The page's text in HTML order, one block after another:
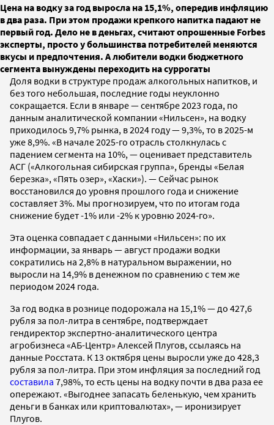
Цена на водку за год выросла на 15,1%, опередив инфляцию
в два раза. При этом продажи крепкого напитка падают не
первый год. Дело не в деньгах, считают опрошенные Forbes
эксперты, просто у большинства потребителей меняются
вкусы и предпочтения. А любители водки бюджетного
сегмента вынуждены переходить на суррогаты
Доля водки в структуре продаж алкогольных напитков, и
без того небольшая, последние годы неуклонно
сокращается. Если в январе — сентябре 2023 года, по
данным аналитической компании «Нильсен», на водку
приходилось 9,7% рынка, в 2024 году — 9,3%, то в 2025-м
уже 8,9%. «В начале 2025-го отрасль столкнулась с
падением сегмента на 10%, — оценивает представитель
АСГ («Алкогольная сибирская группа», бренды «Белая
березка», «Пять озер», «Хаски»). — Сейчас рынок
восстановился до уровня прошлого года и снижение
составляет 3%. Мы прогнозируем, что по итогам года
снижение будет -1% или -2% к уровню 2024-го».
Эта оценка совпадает с данными «Нильсен»: по их
информации, за январь — август продажи водки
сократились на 2,8% в натуральном выражении, но
выросли на 14,9% в денежном по сравнению с тем же
периодом 2024 года.
За год водка в рознице подорожала на 15,1% — до 427,6
рубля за пол-литра в сентябре, подтверждает
гендиректор экспертно-аналитического центра
агробизнеса «АБ-Центр» Алексей Плугов, ссылаясь на
данные Росстата. К 13 октября цены выросли уже до 428,3
рубля за пол-литра. При этом инфляция за последний год
составила 7,98%, то есть цены на водку почти в два раза ее
опережают. «Выгоднее запасать беленькую, чем хранить
деньги в банках или криптовалютах», — иронизирует
Плугов.